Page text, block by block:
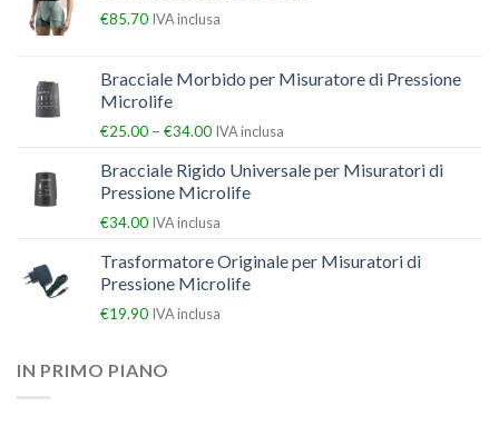
€85.70 IVA inclusa
Bracciale Morbido per Misuratore di Pressione
Microlife
€25.00 – €34.00 IVA inclusa
Bracciale Rigido Universale per Misuratori di
Pressione Microlife
€34.00 IVA inclusa
Trasformatore Originale per Misuratori di
Pressione Microlife
€19.90 IVA inclusa
IN PRIMO PIANO